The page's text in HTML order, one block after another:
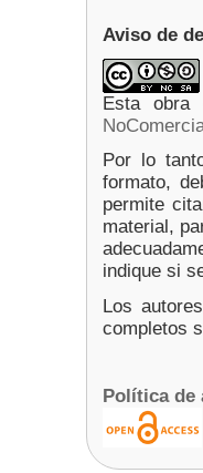
Aviso de
Esta obra
Por lo
formato,
permite
material,
indique si
Los
completos
Política de